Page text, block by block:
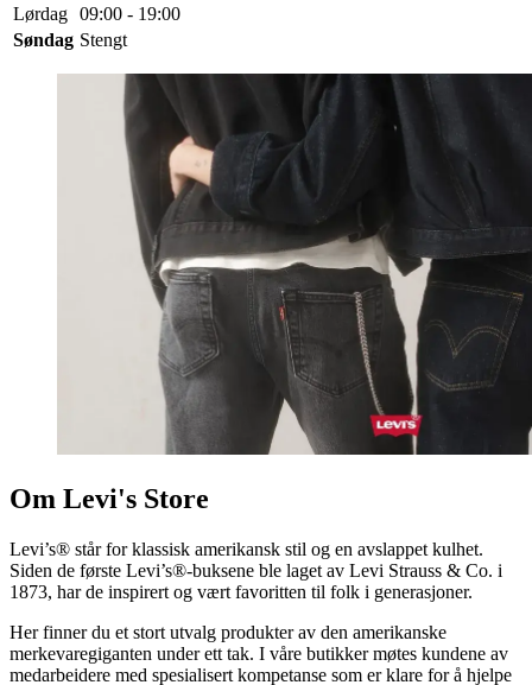
Lørdag 09:00 - 19:00
Søndag Stengt
Om Levi's Store
Levi’s® står for klassisk amerikansk stil og en avslappet kulhet.
Siden de første Levi’s®-buksene ble laget av Levi Strauss & Co. i
1873, har de inspirert og vært favoritten til folk i generasjoner.
Her finner du et stort utvalg produkter av den amerikanske
merkevaregiganten under ett tak. I våre butikker møtes kundene av
medarbeidere med spesialisert kompetanse som er klare for å hjelpe